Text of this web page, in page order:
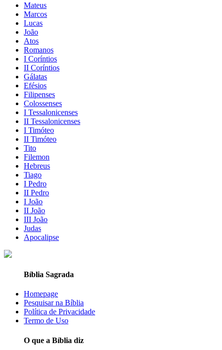
Mateus
Marcos
Lucas
João
Atos
Romanos
I Coríntios
II Coríntios
Gálatas
Efésios
Filipenses
Colossenses
I Tessalonicenses
II Tessalonicenses
I Timóteo
II Timóteo
Tito
Filemon
Hebreus
Tiago
I Pedro
II Pedro
I João
II João
III João
Judas
Apocalipse
Bíblia Sagrada
Homepage
Pesquisar na Bíblia
Política de Privacidade
Termo de Uso
O que a Bíblia diz